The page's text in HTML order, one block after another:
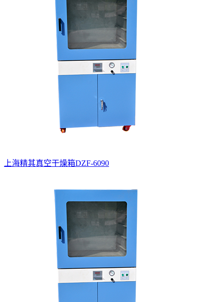
上海精其真空干燥箱DZF-6090